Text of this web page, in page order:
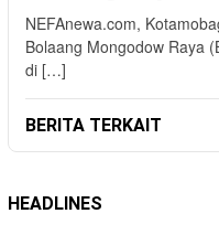
NEFAnewa.com,
Bolaang Mongodow Raya
di […]
BERITA TERKAIT
HEADLINES